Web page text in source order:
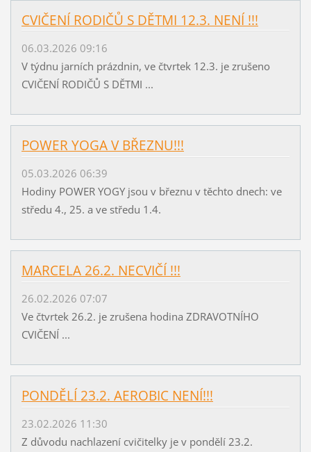
CVIČENÍ RODIČŮ S DĚTMI 12.3. NENÍ !!!
06.03.2026 09:16
V týdnu jarních prázdnin, ve čtvrtek 12.3. je zrušeno
CVIČENÍ RODIČŮ S DĚTMI ...
POWER YOGA V BŘEZNU!!!
05.03.2026 06:39
Hodiny POWER YOGY jsou v březnu v těchto dnech: ve
středu 4., 25. a ve středu 1.4.
MARCELA 26.2. NECVIČÍ !!!
26.02.2026 07:07
Ve čtvrtek 26.2. je zrušena hodina ZDRAVOTNÍHO
CVIČENÍ ...
PONDĚLÍ 23.2. AEROBIC NENÍ!!!
23.02.2026 11:30
Z důvodu nachlazení cvičitelky je v pondělí 23.2.